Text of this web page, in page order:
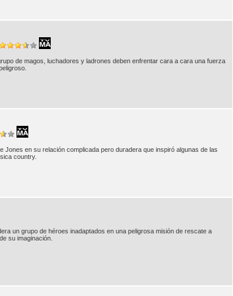
de magos, luchadores y ladrones deben enfrentar cara a cara una fuerza
Jones en su relación complicada pero duradera que inspiró algunas de las
country.
un grupo de héroes inadaptados en una peligrosa misión de rescate a
su imaginación.